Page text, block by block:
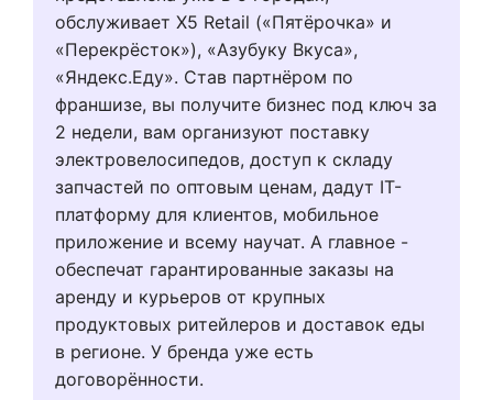
обслуживает X5 Retail («Пятёрочка» и
«Перекрёсток»), «Азубуку Вкуса»,
«Яндекс.Еду». Став партнёром по
франшизе, вы получите бизнес под ключ за
2 недели, вам организуют поставку
электровелосипедов, доступ к складу
запчастей по оптовым ценам, дадут IT-
платформу для клиентов, мобильное
приложение и всему научат. А главное -
обеспечат гарантированные заказы на
аренду и курьеров от крупных
продуктовых ритейлеров и доставок еды
в регионе. У бренда уже есть
договорённости.